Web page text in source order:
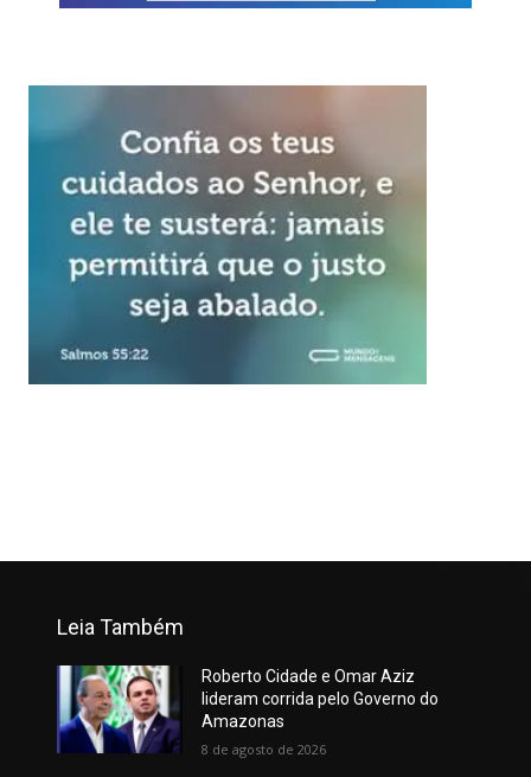
Leia Também
Roberto Cidade e Omar Aziz
lideram corrida pelo Governo do
Amazonas
8 de agosto de 2026